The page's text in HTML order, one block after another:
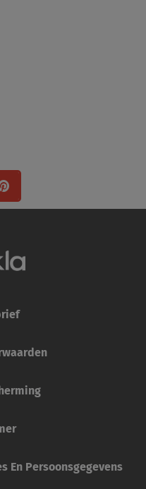
En Persoonsgegevens